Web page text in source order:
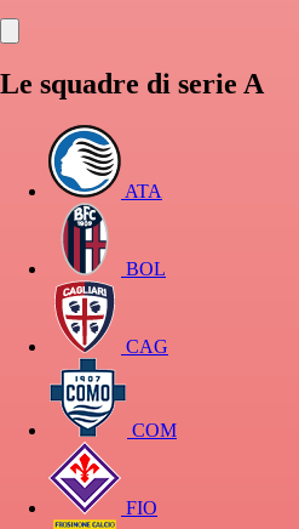
Le squadre di serie A
ATA
BOL
CAG
COM
FIO